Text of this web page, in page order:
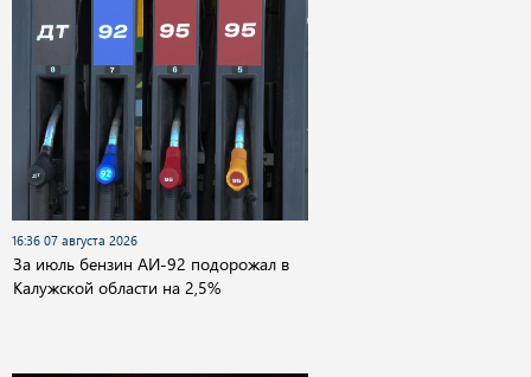
16:36 07 августа 2026
За июль бензин АИ-92 подорожал в
Калужской области на 2,5%